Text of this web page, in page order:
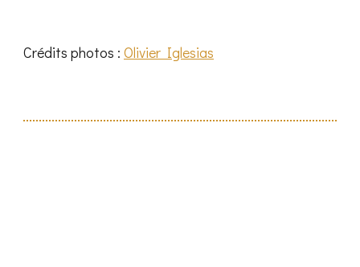
Crédits photos : Olivier Iglesias